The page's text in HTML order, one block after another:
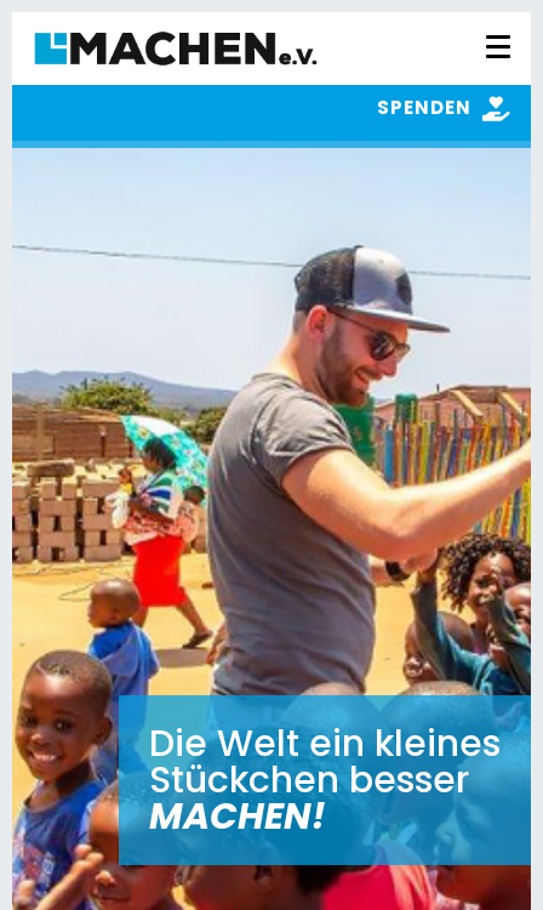
SPENDEN
Die Welt ein kleines
Stückchen besser
MACHEN!